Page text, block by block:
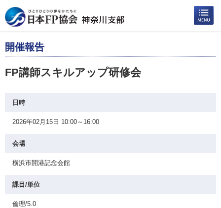
開催報告
FP講師スキルアップ研修会
日時
2026年02月15日 10:00～16:00
会場
横浜市開港記念会館
課目/単位
倫理/5.0